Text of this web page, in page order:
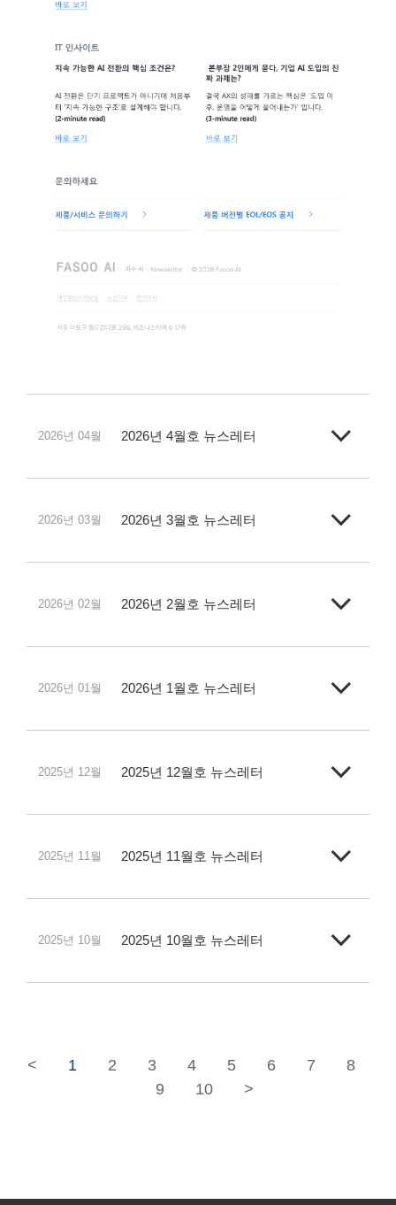
2026년 04월 2026년 4월호 뉴스레터
2026년 03월 2026년 3월호 뉴스레터
2026년 02월 2026년 2월호 뉴스레터
2026년 01월 2026년 1월호 뉴스레터
2025년 12월 2025년 12월호 뉴스레터
2025년 11월 2025년 11월호 뉴스레터
2025년 10월 2025년 10월호 뉴스레터
< 1 2 3 4 5 6 7
8
9
10 >